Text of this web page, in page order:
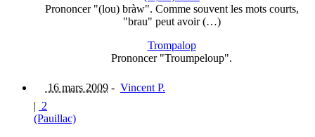
Prononcer "(lou) bràw". Comme souvent les mots courts,
"brau" peut avoir (…)
Trompalop
Prononcer "Troumpeloup".
16 mars 2009 - Vincent P.
| 2
(Pauillac)